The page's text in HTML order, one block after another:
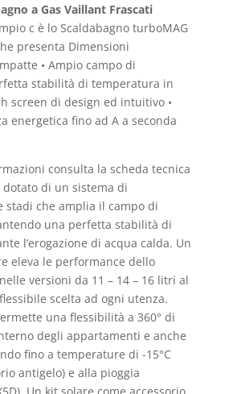
a Gas Vaillant Frascati
c è lo Scaldabagno turboMAG
presenta Dimensioni
• Ampio campo di
stabilità di temperatura in
screen di design ed intuitivo •
energetica fino ad A a seconda
consulta la scheda tecnica
dotato di un sistema di
stadi che amplia il campo di
una perfetta stabilità di
l’erogazione di acqua calda. Un
eleva le performance dello
versioni da 11 – 14 – 16 litri al
scelta ad ogni utenza.
una flessibilità a 360° di
degli appartamenti e anche
fino a temperature di -15°C
antigelo) e alla pioggia